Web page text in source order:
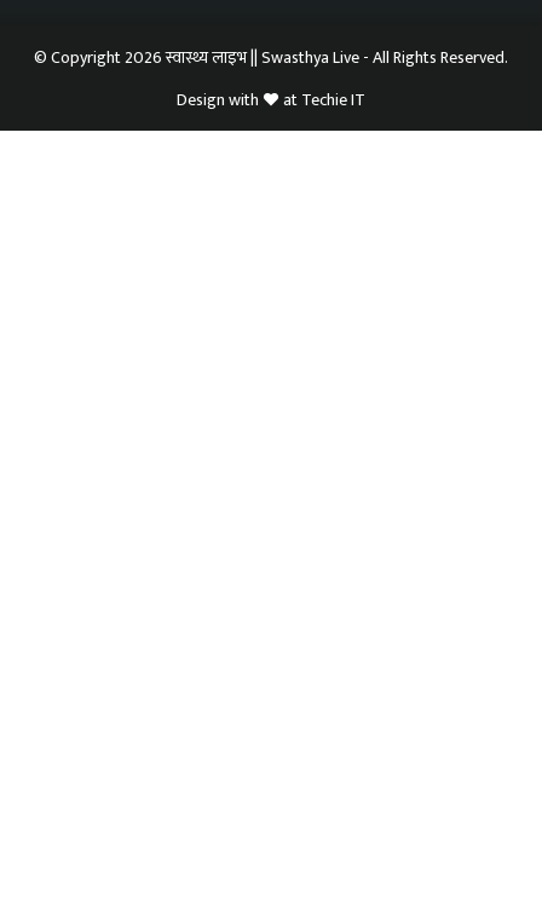
© Copyright 2026 स्वास्थ्य लाइभ || Swasthya Live - All Rights Reserved.
Design with
atTechie IT